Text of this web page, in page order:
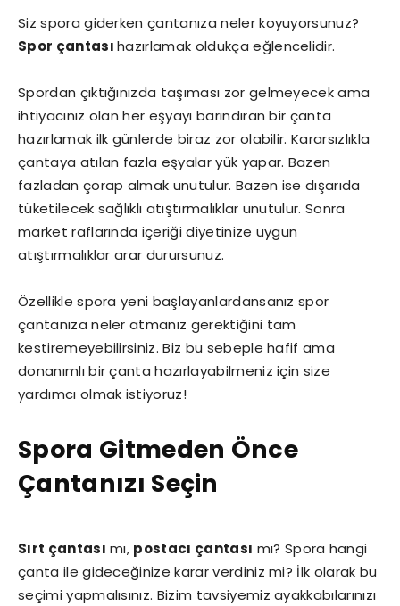
Siz spora giderken çantanıza neler koyuyorsunuz?
Spor çantasıhazırlamak oldukça eğlencelidir.
Spordan çıktığınızda taşıması zor gelmeyecek ama
ihtiyacınız olan her eşyayı barındıran bir çanta
hazırlamak ilk günlerde biraz zor olabilir. Kararsızlıkla
çantaya atılan fazla eşyalar yük yapar. Bazen
fazladan çorap almak unutulur. Bazen ise dışarıda
tüketilecek sağlıklı atıştırmalıklar unutulur. Sonra
market raflarında içeriği diyetinize uygun
atıştırmalıklar arar durursunuz.
Özellikle spora yeni başlayanlardansanız spor
çantanıza neler atmanız gerektiğini tam
kestiremeyebilirsiniz. Biz bu sebeple hafif ama
donanımlı bir çanta hazırlayabilmeniz için size
yardımcı olmak istiyoruz!
Spora Gitmeden Önce
Çantanızı Seçin
Sırt çantası mı, postacı çantası mı? Spora hangi
çanta ile gideceğinize karar verdiniz mi? İlk olarak bu
seçimi yapmalısınız. Bizim tavsiyemiz ayakkabılarınızı